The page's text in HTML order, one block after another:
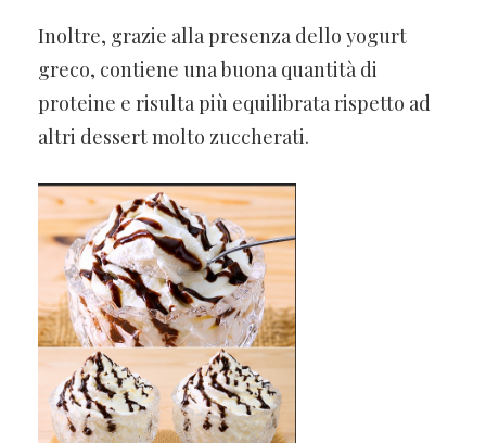
Inoltre, grazie alla presenza dello yogurt
greco, contiene una buona quantità di
proteine e risulta più equilibrata rispetto ad
altri dessert molto zuccherati.